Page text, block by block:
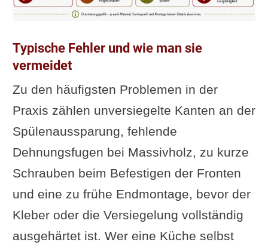
Typische Fehler und wie man sie
vermeidet
Zu den häufigsten Problemen in der
Praxis zählen unversiegelte Kanten an der
Spülenaussparung, fehlende
Dehnungsfugen bei Massivholz, zu kurze
Schrauben beim Befestigen der Fronten
und eine zu frühe Endmontage, bevor der
Kleber oder die Versiegelung vollständig
ausgehärtet ist. Wer eine Küche selbst